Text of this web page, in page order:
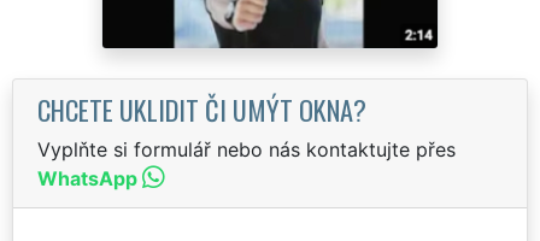
CHCETE UKLIDIT ČI UMÝT OKNA?
Vyplňte si formulář nebo nás kontaktujte přes
WhatsApp